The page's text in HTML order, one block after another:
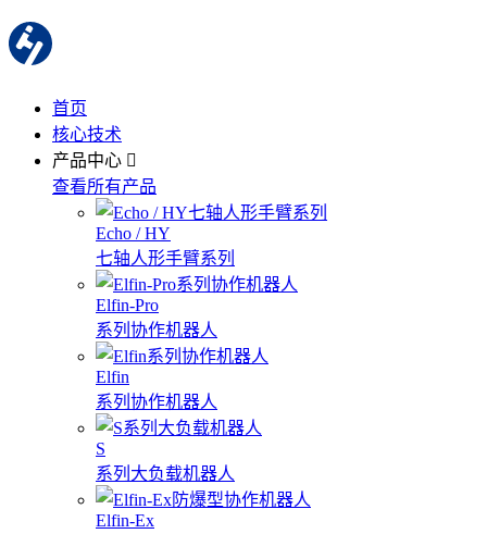
首页
核心技术
产品中心
查看所有产品
Echo / HY
七轴人形手臂系列
Elfin-Pro
系列协作机器人
Elfin
系列协作机器人
S
系列大负载机器人
Elfin-Ex